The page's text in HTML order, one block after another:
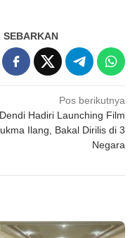
SEBARKAN
Pos berikutnya
Dendi Hadiri Launching Film
Ilang, Bakal Dirilis di 3
Negara